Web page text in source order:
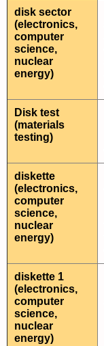
disk sector
(electronics,
computer
science,
nuclear
energy)
Disk test
(materials
testing)
diskette
(electronics,
computer
science,
nuclear
energy)
diskette 1
(electronics,
computer
science,
nuclear
energy)